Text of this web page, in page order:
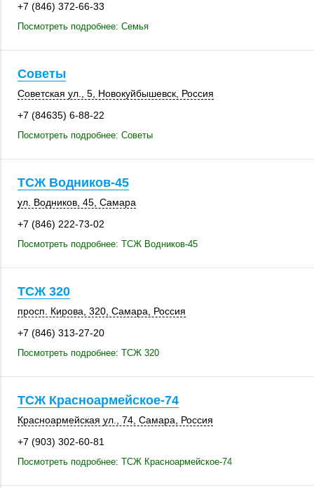
+7 (846) 372-66-33
Посмотреть подробнее: Семья
Советы
Советская ул., 5 Новокуйбышевск Россия
+7 (84635) 6-88-22
Посмотреть подробнее: Советы
ТСЖ Водников-45
ул. Водников, 45 Самара
+7 (846) 222-73-02
Посмотреть подробнее: ТСЖ Водников-45
ТСЖ 320
просп. Кирова 320 Самара
Россия
+7 (846) 313-27-20
Посмотреть подробнее: ТСЖ 320
ТСЖ Красноармейское-74
Красноармейская ул., 74, Самара
Россия
+7 (903) 302-60-81
Посмотреть подробнее: ТСЖ Красноармейское-74